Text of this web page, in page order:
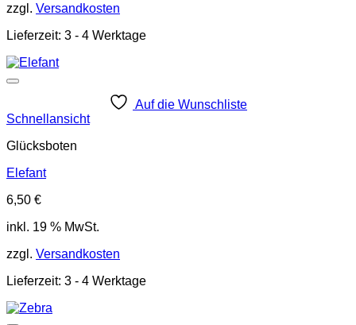
zzgl. Versandkosten
Lieferzeit: 3 - 4 Werktage
Auf die Wunschliste
Schnellansicht
Glücksboten
Elefant
6,50 €
inkl. 19 % MwSt.
zzgl. Versandkosten
Lieferzeit: 3 - 4 Werktage